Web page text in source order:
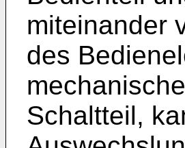
miteinander
des
Schaltteil,